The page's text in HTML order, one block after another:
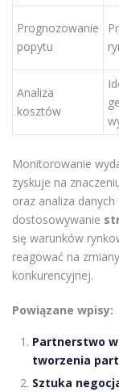
Prognozowanie
popytu
Analiza
kosztów
Monitorowanie
zyskuje na
oraz analiza
dostosowywanie
się warunków
reagować na
konkurencyjnej.
Powiązane wpisy:
Partnerstwo
tworzenia
Sztuka